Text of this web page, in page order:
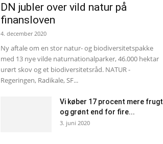
DN jubler over vild natur på
finansloven
4. december 2020
Ny aftale om en stor natur- og biodiversitetspakke
med 13 nye vilde naturnationalparker, 46.000 hektar
urørt skov og et biodiversitetsråd. NATUR -
Regeringen, Radikale, SF...
Vi køber 17 procent mere frugt
og grønt end for fire...
3. juni 2020